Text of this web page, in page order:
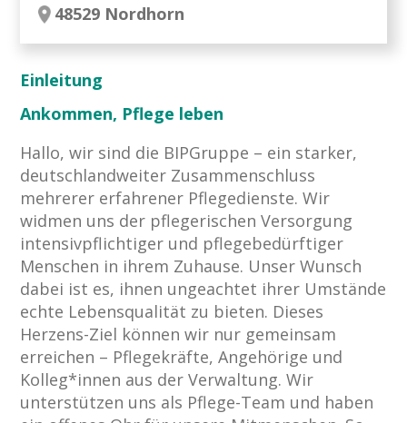
48529 Nordhorn
Einleitung
Ankommen, Pflege leben
Hallo, wir sind die BIPGruppe – ein starker,
deutschlandweiter Zusammenschluss
mehrerer erfahrener Pflegedienste. Wir
widmen uns der pflegerischen Versorgung
intensivpflichtiger und pflegebedürftiger
Menschen in ihrem Zuhause. Unser Wunsch
dabei ist es, ihnen ungeachtet ihrer Umstände
echte Lebensqualität zu bieten. Dieses
Herzens-Ziel können wir nur gemeinsam
erreichen – Pflegekräfte, Angehörige und
Kolleg*innen aus der Verwaltung. Wir
unterstützen uns als Pflege-Team und haben